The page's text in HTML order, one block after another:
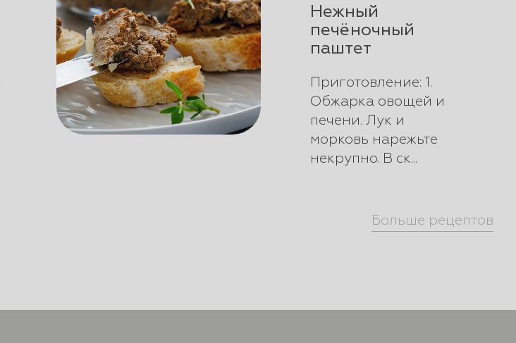
Нежный
печёночный
паштет
Приготовление: 1.
Обжарка овощей и
печени. Лук и
морковь нарежьте
некрупно. В ск...
Больше рецептов